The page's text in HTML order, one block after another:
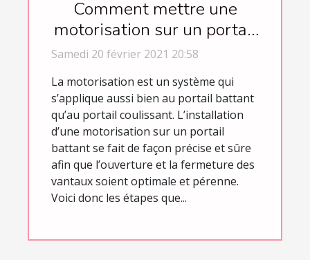
Comment mettre une
motorisation sur un portail
battant ?
Samedi 20 février 2021 20:58
La motorisation est un système qui
s’applique aussi bien au portail battant
qu’au portail coulissant. L’installation
d’une motorisation sur un portail
battant se fait de façon précise et sûre
afin que l’ouverture et la fermeture des
vantaux soient optimale et pérenne.
Voici donc les étapes que...